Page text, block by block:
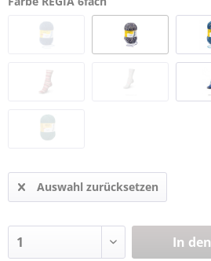
Auswahl zurücksetzen
In den